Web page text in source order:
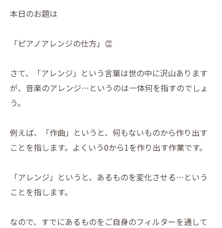
本日のお題は
「ピアノアレンジの仕方」👏
さて、「アレンジ」という言葉は世の中に沢山あります
が、音楽のアレンジ…というのは一体何を指すのでしょ
う。
例えば、「作曲」というと、何もないものから作り出す
ことを指します。よくいう0から1を作り出す作業です。
「アレンジ」というと、あるものを変化させる…という
ことを指します。
なので、すでにあるものをご自身のフィルターを通して